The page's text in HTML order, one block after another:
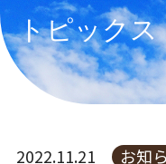
トピックス
2022.11.21 お知